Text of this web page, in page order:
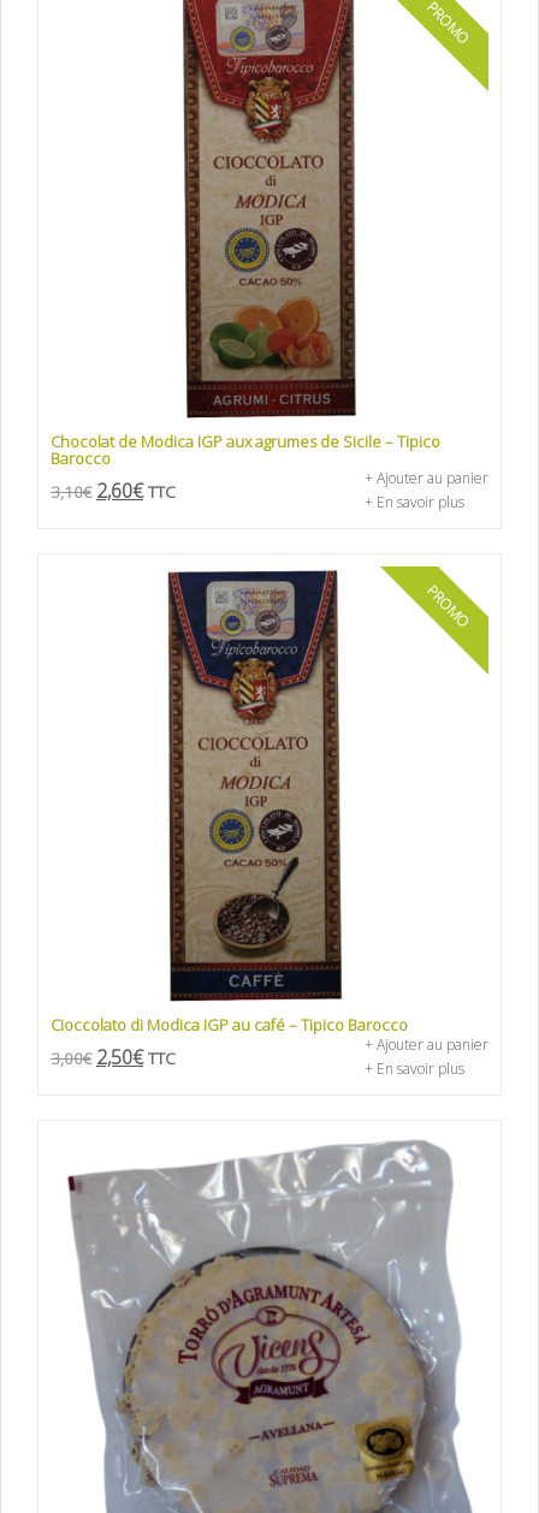
PROMO
Chocolat de Modica IGP aux agrumes de Sicile – Tipico
Barocco
3,10€ 2,60€ TTC
+ Ajouter au panier
+ En savoir plus
PROMO
Cioccolato di Modica IGP au café – Tipico Barocco
3,00€ 2,50€ TTC
+ Ajouter au panier
+ En savoir plus